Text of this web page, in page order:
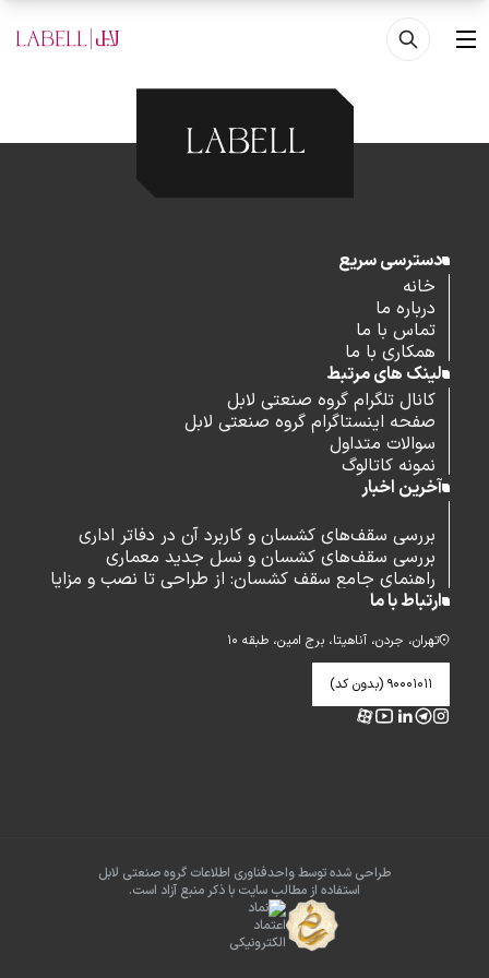
رفتن به محتوای اصلی
منو
دسترسی سریع
خانه
درباره ما
تماس با ما
همکاری با ما
لینک های مرتبط
کانال تلگرام گروه صنعتی لابل
صفحه اینستاگرام گروه صنعتی لابل
سوالات متداول
نمونه کاتالوگ
آخرین اخبار
بررسی سقف‌های کشسان و کاربرد آن در دفاتر اداری
بررسی سقف‌های کشسان و نسل جدید معماری
راهنمای جامع سقف کشسان: از طراحی تا نصب و مزایا
ارتباط با ما
تهران، جردن، آناهیتا، برج امین، طبقه ۱۰
۹۰۰۰۱۰۱۱ (بدون کد)
طراحی شده توسط واحدفناوری اطلاعات گروه صنعتی لابل
استفاده از مطالب سایت با ذکر منبع آزاد است.